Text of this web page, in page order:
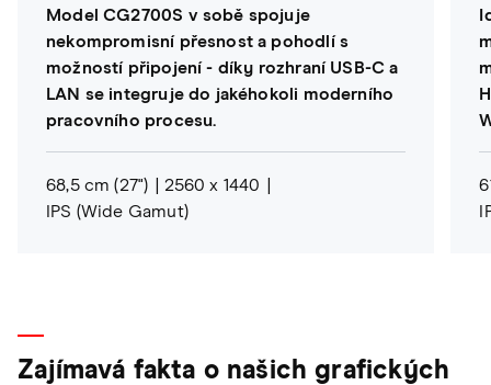
Model CG2700S v sobě spojuje
nekompromisní přesnost a pohodlí s
možností připojení - díky rozhraní USB-C a
LAN se integruje do jakéhokoli moderního
pracovního procesu.
68,5 cm (27")
2560 x 1440
IPS (Wide Gamut)
Zajímavá fakta o našich grafických